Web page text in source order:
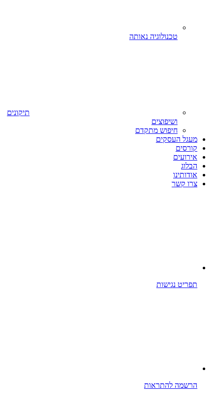
טכנולוגיה נאותה
תיקונים
ושיפוצים
חיפוש מתקדם
מעגל העסקים
קורסים
אירועים
הבלוג
אודותינו
צרו קשר
תפריט נגישות
הרשמה להתראות